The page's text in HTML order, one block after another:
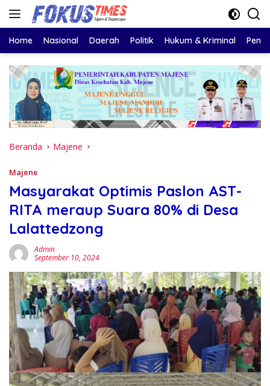
Langsung
Home Nasional Daerah Politik Hukum & Kriminal
Beranda Majene
Majene
Masyarakat Optimis Paslon AST-
RITA meraup Suara 80% di Desa
Lalattedzong
Admin
September 10, 2024